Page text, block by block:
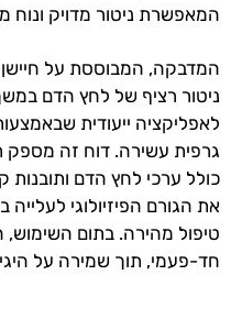
המאפשרת ניטור מדויק ונוח
המדבקה, המבוססת על
לאפליקציה ייעודית
גרפית עשירה. דוח זה מספק
כולל ערכי לחץ הדם ותובנות
את הגורם הפיזיולוגי
טיפול מהירה. בתום
חד-פעמי, תוך שמירה על